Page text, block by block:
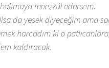
tenezzül edersem.
da yesek diyeceğim ama
harcadım ki o
kaldıracak.